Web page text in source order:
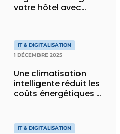
votre hôtel avec
IT & DIGITALISATION
1 DÉCEMBRE 2025
Une climatisation
intelligente réduit les
coûts énergétiques et
IT & DIGITALISATION